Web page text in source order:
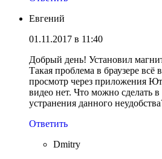
Евгений
01.11.2017 в 11:40
Добрый день! Установил
Такая проблема в браузере всё
просмотр через приложения
видео нет. Что можно сделать
устранения данного
Ответить
Dmitry